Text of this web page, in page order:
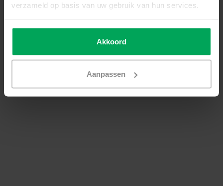
verzameld op basis van uw gebruik van hun services.
Akkoord
Aanpassen